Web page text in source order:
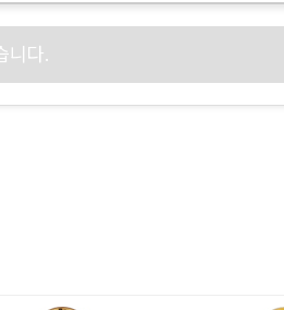
니다.